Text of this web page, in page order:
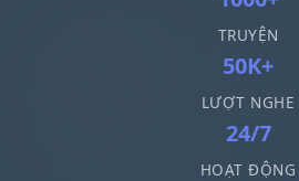
TRUYỆN
50K+
LƯỢT NGHE
24/7
HOẠT ĐỘNG